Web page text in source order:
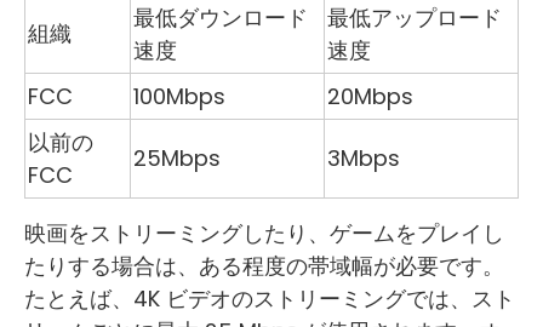
組織
最低ダウンロード
速度
最低アップロード
速度
FCC
100Mbps
20Mbps
以前の
FCC
25Mbps 3Mbps
映画をストリーミングしたり、ゲームをプレイし
たりする場合は、ある程度の帯域幅が必要です。
たとえば、4K ビデオのストリーミングでは、スト